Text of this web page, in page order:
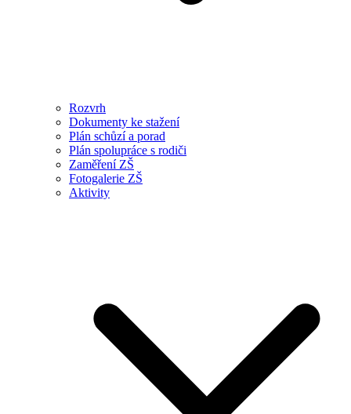
Rozvrh
Dokumenty ke stažení
Plán schůzí a porad
Plán spolupráce s rodiči
Zaměření ZŠ
Fotogalerie ZŠ
Aktivity